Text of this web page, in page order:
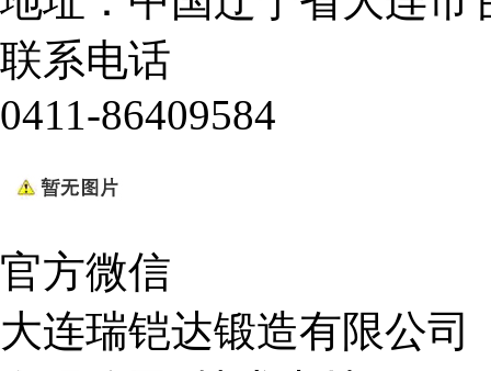
联系电话
0411-86409584
官方微信
大连瑞铠达锻造有限公